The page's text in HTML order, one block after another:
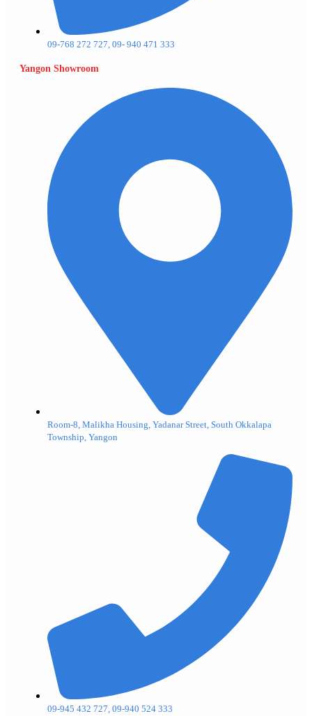
09-768 272 727, 09- 940 471 333
Yangon Showroom
Room-8, Malikha Housing, Yadanar Street, South Okkalapa
Township, Yangon
09-945 432 727, 09-940 524 333